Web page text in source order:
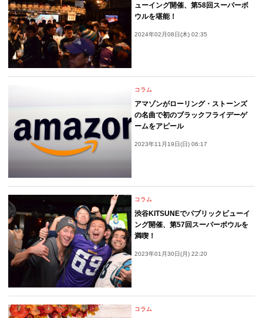
ューイング開催、第58回スーパーボ
ウルを堪能！
2024年02月08日(木) 02:35
コラム
アマゾンがローリング・ストーンズ
の名曲で初のブラックフライデーゲ
ームをアピール
2023年11月19日(日) 06:17
コラム
渋谷KITSUNEでパブリックビューイ
ング開催、第57回スーパーボウルを
満喫！
2023年01月30日(月) 22:20
コラム